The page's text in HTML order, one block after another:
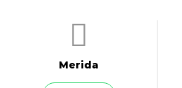
Merida